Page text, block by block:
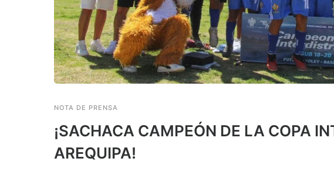
NOTA DE PRENSA
¡SACHACA CAMPEÓN DE LA COPA
AREQUIPA!